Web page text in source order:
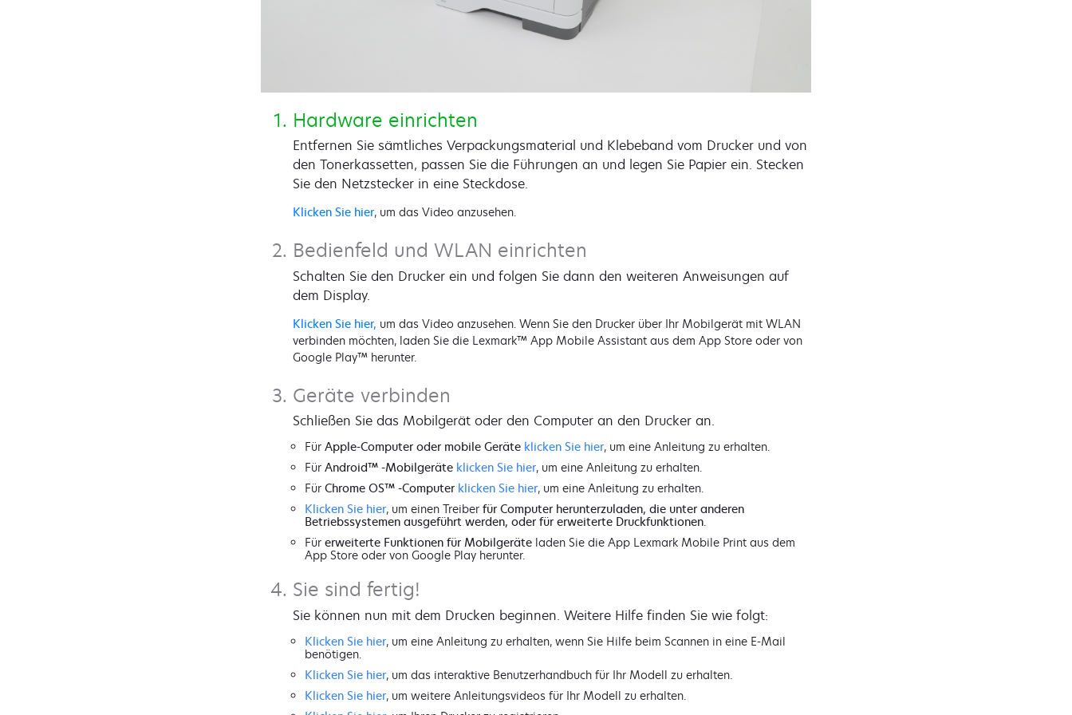
Hardware einrichten
Entfernen Sie sämtliches Verpackungsmaterial und Klebeband vom Drucker und von
den Tonerkassetten, passen Sie die Führungen an und legen Sie Papier ein. Stecken
Sie den Netzstecker in eine Steckdose.
Klicken Sie hier, um das Video anzusehen.
Bedienfeld und WLAN einrichten
Schalten Sie den Drucker ein und folgen Sie dann den weiteren Anweisungen auf
dem Display.
Klicken Sie hier, um das Video anzusehen. Wenn Sie den Drucker über Ihr Mobilgerät mit WLAN
verbinden möchten, laden Sie die Lexmark™ App Mobile Assistant aus dem App Store oder von
Google Play™ herunter.
Geräte verbinden
Schließen Sie das Mobilgerät oder den Computer an den Drucker an.
Für Apple-Computer oder mobile Geräte klicken Sie hier, um eine Anleitung zu erhalten.
Für Android™ -Mobilgeräte klicken Sie hier, um eine Anleitung zu erhalten.
Für Chrome OS™ -Computer klicken Sie hier, um eine Anleitung zu erhalten.
Klicken Sie hier, um einen Treiber für Computer herunterzuladen, die unter anderen
Betriebssystemen ausgeführt werden, oder für erweiterte Druckfunktionen.
Für erweiterte Funktionen für Mobilgeräte laden Sie die App Lexmark Mobile Print aus dem
App Store oder von Google Play herunter.
Sie sind fertig!
Sie können nun mit dem Drucken beginnen. Weitere Hilfe finden Sie wie folgt:
Klicken Sie hier, um eine Anleitung zu erhalten, wenn Sie Hilfe beim Scannen in eine E-Mail
benötigen.
Klicken Sie hier, um das interaktive Benutzerhandbuch für Ihr Modell zu erhalten.
Klicken Sie hier, um weitere Anleitungsvideos für Ihr Modell zu erhalten.